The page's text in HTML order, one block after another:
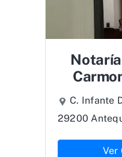
C. Infante
29200
Ver